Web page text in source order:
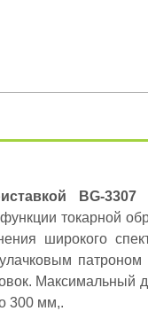
BG-3307
токарной
широкого
Максимальный
300 мм,.